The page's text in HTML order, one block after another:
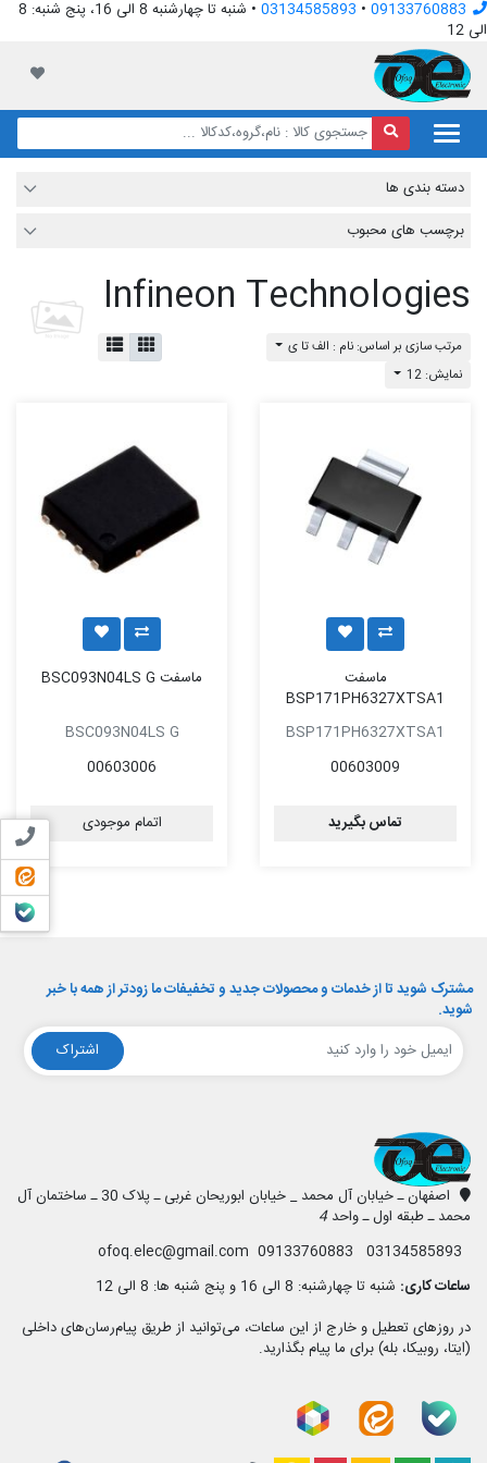
09133760883
•
03134585893
• شنبه تا چهارشنبه 8 الی 16، پنج شنبه: 8
الی 12
لیست
تماس
ایتا
بله
دسته بندی ها
برچسب های محبوب
Infineon Technologies
مرتب سازی بر اساس: نام : الف تا ی
نمایش: 12
ماسفت
BSP171PH6327XTSA1
BSP171PH6327XTSA1
00603009
تماس بگیرید
ماسفت BSC093N04LS G
BSC093N04LS G
00603006
اتمام موجودی
مشترک شوید تا از خدمات و محصولات جدید و تخفیفات ما زودتر از همه با خبر
شوید.
اشتراک
اصفهان ـ خیابان آل محمد _ خیابان ابوریحان غربی ـ پلاک 30 ـ ساختمان آل
محمد ـ طبقه اول ـ واحد4
ساعات کاری: شنبه تا چهارشنبه: 8 الی 16 و پنج شنبه ها: 8 الی 12
در روزهای تعطیل و خارج از این ساعات، می‌توانید از طریق پیام‌رسان‌های داخلی
(ایتا، روبیکا، بله) برای ما پیام بگذارید.